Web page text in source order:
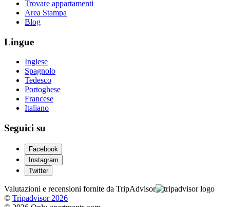
Trovare appartamenti
Area Stampa
Blog
Lingue
Inglese
Spagnolo
Tedesco
Portoghese
Francese
Italiano
Seguici su
Facebook
Instagram
Twitter
Valutazioni e recensioni fornite da TripAdvisor
© Tripadvisor 2026